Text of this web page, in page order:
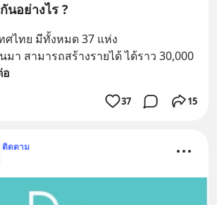
นอย่างไร ?
ศไทย มีทั้งหมด 37 แห่ง
มา สามารถสร้างรายได้ ได้ราว 30,000
37 15
ติดตาม